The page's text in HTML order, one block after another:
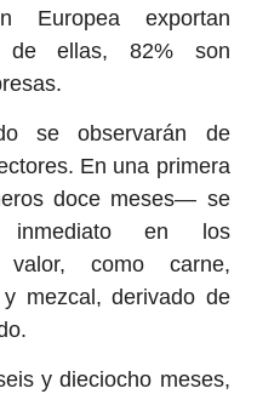
Europea exportan
de ellas, 82% son
se observarán de
En una primera
doce meses— se
inmediato en los
como carne,
mezcal, derivado de
y dieciocho meses,